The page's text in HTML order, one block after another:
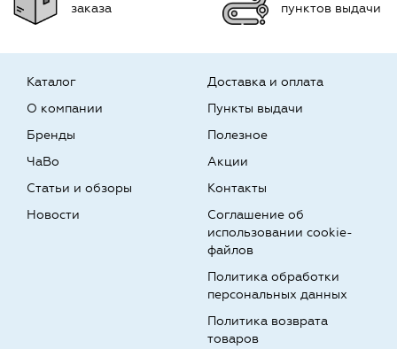
заказа
пунктов выдачи
Каталог
О компании
Бренды
Доставка и оплата
Пункты выдачи
Полезное
ЧаВо
Статьи и обзоры
Новости
Акции
Контакты
Соглашение об
использовании cookie-
файлов
Политика обработки
персональных данных
Политика возврата
товаров